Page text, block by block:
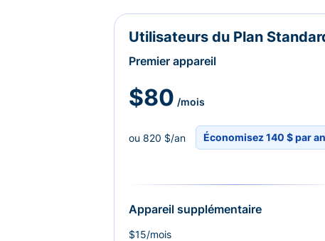
Utilisateurs du Plan
Premier appareil
$80 /mois
ou 820 $/an Économisez 140 $ par an
Appareil supplémentaire
$15/mois